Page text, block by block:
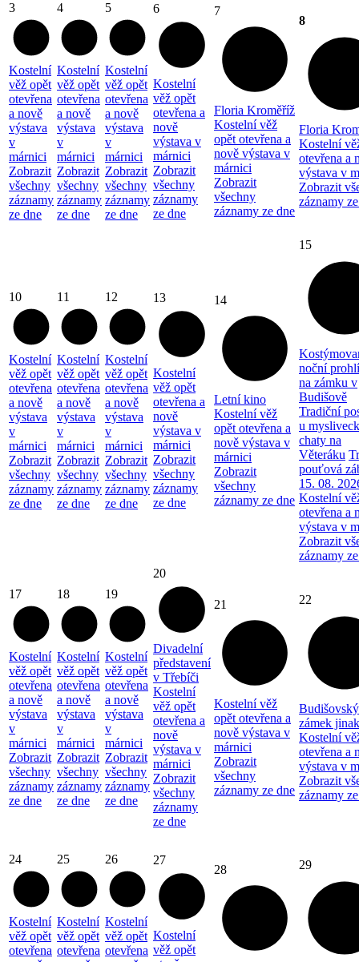
3
Kostelní
věž opět
otevřena
a nově
výstava
v
márnici
Zobrazit
všechny
záznamy
ze dne
4
Kostelní
věž opět
otevřena
a nově
výstava
v
márnici
Zobrazit
všechny
záznamy
ze dne
5
Kostelní
věž opět
otevřena
a nově
výstava
v
márnici
Zobrazit
všechny
záznamy
ze dne
6
Kostelní
věž opět
otevřena a
nově
výstava v
márnici
Zobrazit
všechny
záznamy
ze dne
7
Floria Kroměříž
Kostelní věž
opět otevřena a
nově výstava v
márnici
Zobrazit
všechny
záznamy ze dne
8
Floria
Kostelní
otevřena a
výstava v
Zobrazit
záznamy
10
Kostelní
věž opět
otevřena
a nově
výstava
v
márnici
Zobrazit
všechny
záznamy
ze dne
11
Kostelní
věž opět
otevřena
a nově
výstava
v
márnici
Zobrazit
všechny
záznamy
ze dne
12
Kostelní
věž opět
otevřena
a nově
výstava
v
márnici
Zobrazit
všechny
záznamy
ze dne
13
Kostelní
věž opět
otevřena a
nově
výstava v
márnici
Zobrazit
všechny
záznamy
ze dne
14
Letní kino
Kostelní věž
opět otevřena a
nově výstava v
márnici
Zobrazit
všechny
záznamy ze dne
15
noční
na zámku v
Budišově
Tradiční
u
chaty na
Věteráku
pouťová
15. 08.
Kostelní
otevřena a
výstava v
Zobrazit
záznamy
17
Kostelní
věž opět
otevřena
a nově
výstava
v
márnici
Zobrazit
všechny
záznamy
ze dne
18
Kostelní
věž opět
otevřena
a nově
výstava
v
márnici
Zobrazit
všechny
záznamy
ze dne
19
Kostelní
věž opět
otevřena
a nově
výstava
v
márnici
Zobrazit
všechny
záznamy
ze dne
20
Divadelní
představení
v Třebíči
Kostelní
věž opět
otevřena a
nově
výstava v
márnici
Zobrazit
všechny
záznamy
ze dne
21
Kostelní věž
opět otevřena a
nově výstava v
márnici
Zobrazit
všechny
záznamy ze dne
22
Budišovský
zámek jinak
Kostelní
otevřena a
výstava v
Zobrazit
záznamy
24
Kostelní
věž opět
otevřena
25
Kostelní
věž opět
otevřena
26
Kostelní
věž opět
otevřena
27
Kostelní
věž opět
28 29